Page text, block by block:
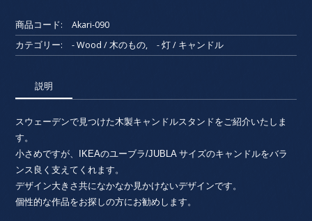
商品コード:
Akari-090
カテゴリー:
- Wood / 木のもの, - 灯 / キャンドル
説明
スウェーデンで見つけた木製キャンドルスタンドをご紹介いたしま
す。
小さめですが、IKEAのユーブラ/JUBLA サイズのキャンドルをバラ
ンス良く支えてくれます。
デザイン大きさ共になかなか見かけないデザインです。
個性的な作品をお探しの方にお勧めします。